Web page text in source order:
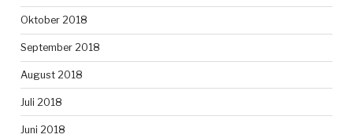
Oktober 2018
September 2018
August 2018
Juli 2018
Juni 2018